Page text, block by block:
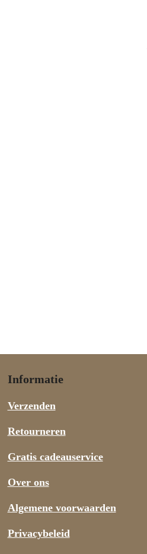
Informatie
Verzenden
Retourneren
Gratis cadeauservice
Over ons
Algemene voorwaarden
Privacybeleid